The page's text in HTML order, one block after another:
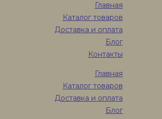
Главная
Каталог товаров
Доставка и оплата
Блог
Контакты
Главная
Каталог товаров
Доставка и оплата
Блог